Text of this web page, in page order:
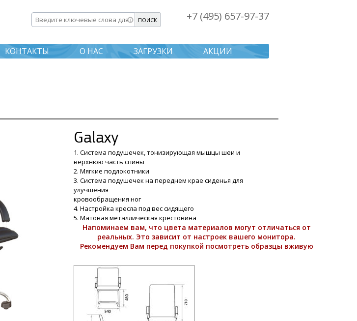
основному
содержанию
Введите ключевые слова для поиска +7 (495) 657-97-37
КОНТАКТЫ О НАС ЗАГРУЗКИ АКЦИИ
Galaxy
1. Система подушечек, тонизирующая мышцы шеи и
верхнюю часть спины
2. Мягкие подлокотники
3. Система подушечек на переднем крае сиденья для
улучшения
кровообращения ног
4. Настройка кресла под вес сидящего
5. Матовая металлическая крестовина
Напоминаем вам, что цвета материалов могут отличаться от
реальных. Это зависит от настроек вашего монитора.
Рекомендуем Вам перед покупкой посмотреть образцы вживую